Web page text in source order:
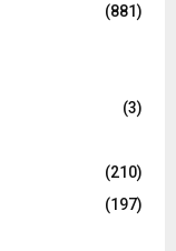
(881)
(3)
(210)
(197)